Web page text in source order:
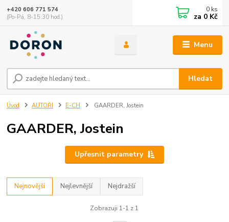
Menu
Hledat
+420 606 771 574
(Po-Pá, 8-15:30 hod.)
0 ks
za 0 Kč
Úvod AUTOŘI E-CH GAARDER, Jostein
GAARDER, Jostein
Upřesnit parametry
Nejnovější Nejlevnější Nejdražší
Zobrazuji 1-1 z 1